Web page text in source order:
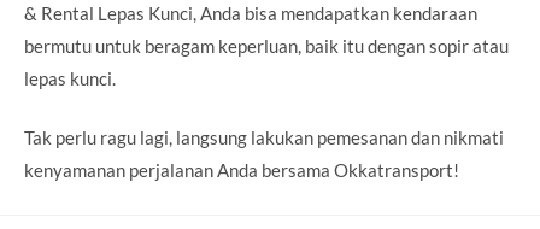
& Rental Lepas Kunci, Anda bisa mendapatkan kendaraan
bermutu untuk beragam keperluan, baik itu dengan sopir atau
lepas kunci.
Tak perlu ragu lagi, langsung lakukan pemesanan dan nikmati
kenyamanan perjalanan Anda bersama Okkatransport!